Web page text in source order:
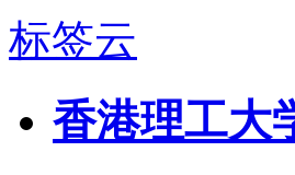
标签云
香港理工大